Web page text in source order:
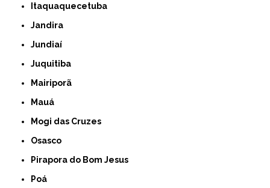
Itaquaquecetuba
Jandira
Jundiaí
Juquitiba
Mairiporã
Mauá
Mogi das Cruzes
Osasco
Pirapora do Bom Jesus
Poá